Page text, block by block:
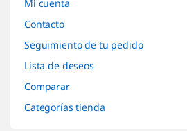
Mi cuenta
Contacto
Seguimiento de tu pedido
Lista de deseos
Comparar
Categorías tienda